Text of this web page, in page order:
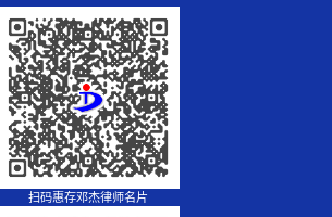
扫码惠存邓杰律师名片